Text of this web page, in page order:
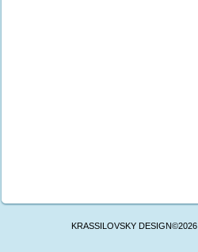
KRASSILOVSKY DESIGN©2026